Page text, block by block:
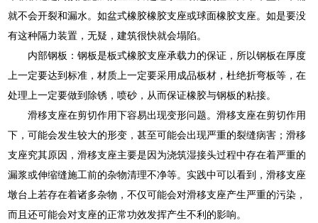
就不会开裂和漏水。如盆式橡胶橡胶支座或球面橡胶支座。如是要没
有这种隔力装置，无疑，建筑很快就会塌陷。
内部钢板：钢板是板式橡胶支座承载力的保证，所以钢板在厚度
上一定要达到标准，材质上一定要采用成品板材，杜绝折弯板等，在
处理上一定要做到除锈，喷砂，从而保证橡胶与钢板的粘接。
滑移支座在剪切作用下容易出现变形问题。滑移支座在剪切作用
下，可能会发生较大的形变，甚至可能会出现严重的裂缝病害；滑移
支座究其原因，滑移支座主要是因为浇筑湿接头过程中存在着严重的
漏浆或伸缩缝施工前的杂物清理不净等。实践中可以看到，滑移支座
墩台上若存在着诸多杂物，不仅可能会对滑移支座产生严重的污染，
而且还可能会对支座的正常功效发挥产生不利的影响。